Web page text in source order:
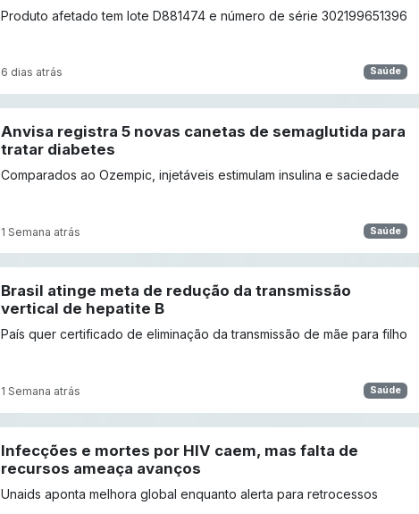
Produto afetado tem lote D881474 e número de série 302199651396
6 dias atrás Saúde
Anvisa registra 5 novas canetas de semaglutida para
tratar diabetes
Comparados ao Ozempic, injetáveis estimulam insulina e saciedade
1 Semana atrás Saúde
Brasil atinge meta de redução da transmissão
vertical de hepatite B
País quer certificado de eliminação da transmissão de mãe para filho
1 Semana atrás Saúde
Infecções e mortes por HIV caem, mas falta de
recursos ameaça avanços
Unaids aponta melhora global enquanto alerta para retrocessos